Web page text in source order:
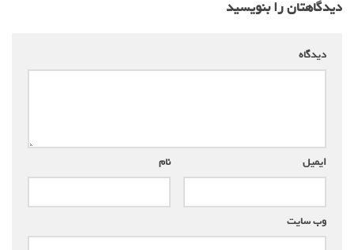
دیدگاهتان را بنویسید
دیدگاه
نام ایمیل
وب‌ سایت